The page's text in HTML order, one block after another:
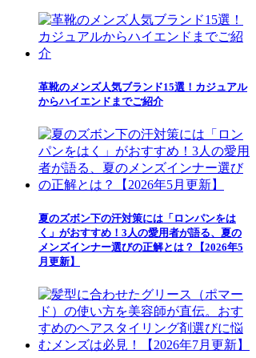
革靴のメンズ人気ブランド15選！カジュアル
からハイエンドまでご紹介
夏のズボン下の汗対策には「ロンパンをは
く」がおすすめ！3人の愛用者が語る、夏の
メンズインナー選びの正解とは？【2026年5
月更新】